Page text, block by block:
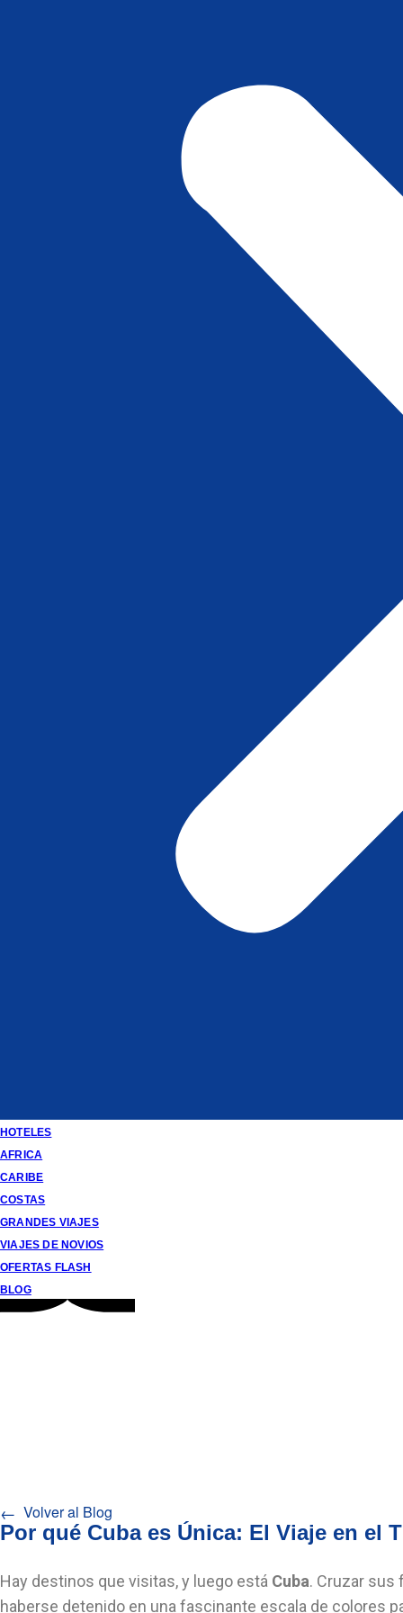
HOTELES
AFRICA
CARIBE
COSTAS
GRANDES VIAJES
VIAJES DE NOVIOS
OFERTAS FLASH
BLOG
← Volver al Blog
Por qué Cuba es Única: El Viaje en el
Hay destinos que visitas, y luego está Cuba. Cruzar sus
haberse detenido en una fascinante escala de colores